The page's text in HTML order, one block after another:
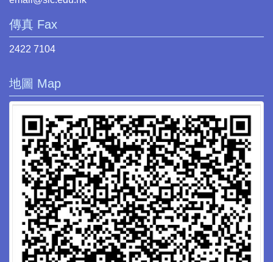
傳真 Fax
2422 7104
地圖 Map